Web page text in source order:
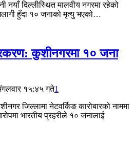
नयाँ दिल्लीस्थित मालवीय नगरमा रहेको
हुँदा १० जनाको मृत्यु भएको…
कुशीनगरमा १० जना
१५:४५ गते1
जिल्लामा नेटवर्किङ कारोबारको नाममा
भारतीय प्रहरीले १० जनालाई